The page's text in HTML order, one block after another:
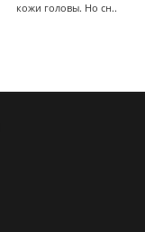
кожи головы. Но сн..